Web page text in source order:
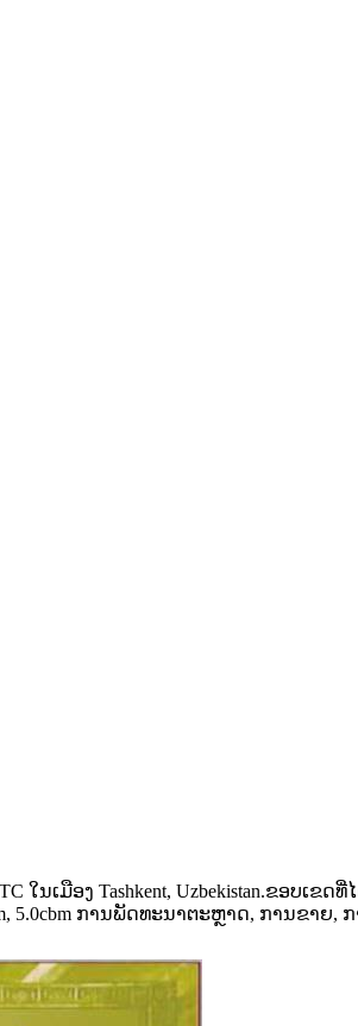
ນເມືອງ Tashkent, Uzbekistan.ຂອບເຂ
5.0cbm ການພັດທະນາຕະຫຼາດ, ການຂ